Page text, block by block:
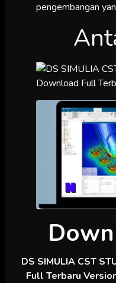
pengembangan
DS SIMULIA CST
Full Terbaru